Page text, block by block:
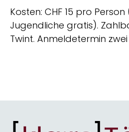
Kosten: CHF 15 pro
Jugendliche gratis).
Twint. Anmeldetermin